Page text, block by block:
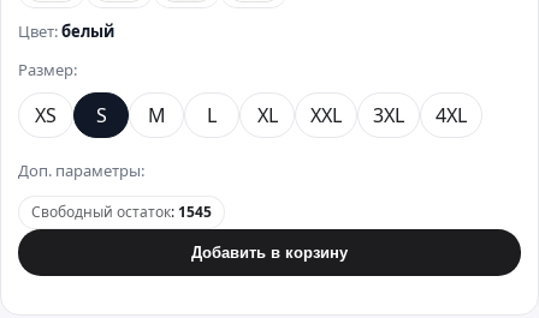
Цвет:белый
Размер:
XS S M L XL XXL 3XL 4XL
Доп. параметры:
Свободный остаток: 1545
Добавить в корзину